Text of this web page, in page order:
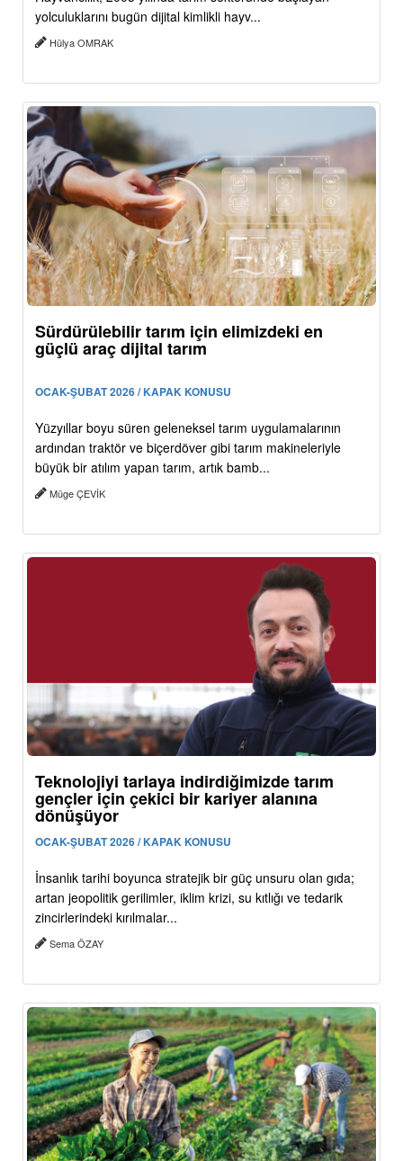
yolculuklarını bugün dijital kimlikli hayv...
Hülya OMRAK
Sürdürülebilir tarım için elimizdeki en
güçlü araç dijital tarım
OCAK-ŞUBAT 2026 / KAPAK KONUSU
Yüzyıllar boyu süren geleneksel tarım uygulamalarının
ardından traktör ve biçerdöver gibi tarım makineleriyle
büyük bir atılım yapan tarım, artık bamb...
Müge ÇEVİK
Teknolojiyi tarlaya indirdiğimizde tarım
gençler için çekici bir kariyer alanına
dönüşüyor
OCAK-ŞUBAT 2026 / KAPAK KONUSU
İnsanlık tarihi boyunca stratejik bir güç unsuru olan gıda;
artan jeopolitik gerilimler, iklim krizi, su kıtlığı ve tedarik
zincirlerindeki kırılmalar...
Sema ÖZAY